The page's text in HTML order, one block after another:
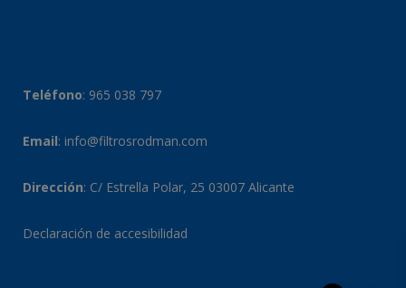
Teléfono: 965 038 797
Email: info@filtrosrodman.com
Dirección: C/ Estrella Polar, 25 03007 Alicante
Declaración de accesibilidad